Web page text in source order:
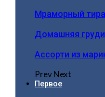
Мраморный
Домашняя
Ассорти из
PrevNext
Первое